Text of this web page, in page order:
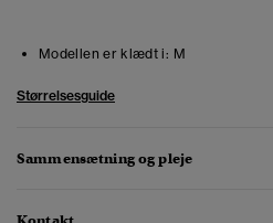
Modellen er klædt i: M
Størrelsesguide
Sammensætning og pleje